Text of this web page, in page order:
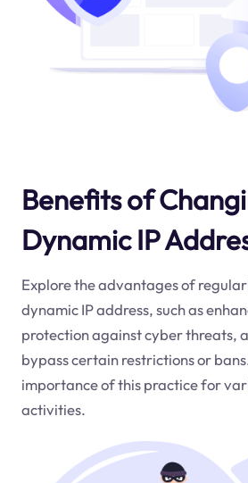
Benefits of
Dynamic IP
Explore the advantages of
dynamic IP address, such as
protection against cyber threats,
bypass certain restrictions or
importance of this practice for
activities.